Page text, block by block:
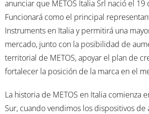
anunciar que METOS Italia Srl nació el
Funcionará como el principal
Instruments en Italia y permitirá una
mercado, junto con la posibilidad de
territorial de METOS, apoyar el plan de
fortalecer la posición de la marca en el
La historia de METOS en Italia comienza
Sur, cuando vendimos los dispositivos de